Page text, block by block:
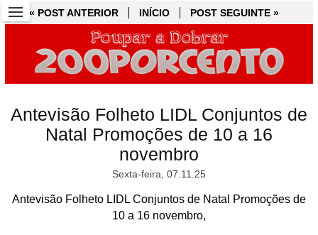
« POST ANTERIOR INÍCIO POST SEGUINTE »
Antevisão Folheto LIDL Conjuntos de
Natal Promoções de 10 a 16
novembro
Sexta-feira, 07.11.25
Antevisão Folheto LIDL Conjuntos de Natal Promoções de
10 a 16 novembro,
« POST ANTERIOR INÍCIO POST SEGUINTE »